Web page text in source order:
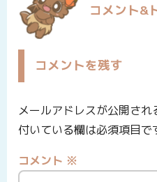
コメント&
コメントを残す
メールアドレスが公開され
付いている欄は必須項目で
コメント ※